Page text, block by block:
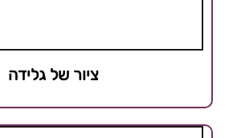
ציור של גלידה